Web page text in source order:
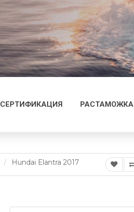
СЕРТИФИКАЦИЯ РАСТАМОЖКА
Hundai Elantra 2017